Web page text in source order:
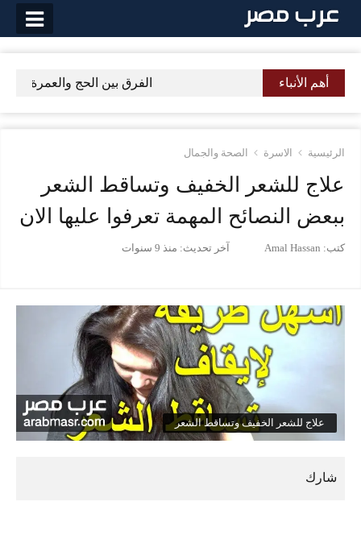
التخطي
أهم الأنباء الفرق بين الحج والعمرة
الرئيسية الاسرة الصحة والجمال
علاج للشعر الخفيف وتساقط الشعر
ببعض النصائح المهمة تعرفوا عليها الان
كتب: Amal Hassan آخر تحديث: منذ 9 سنوات
علاج للشعر الخفيف وتساقط الشعر